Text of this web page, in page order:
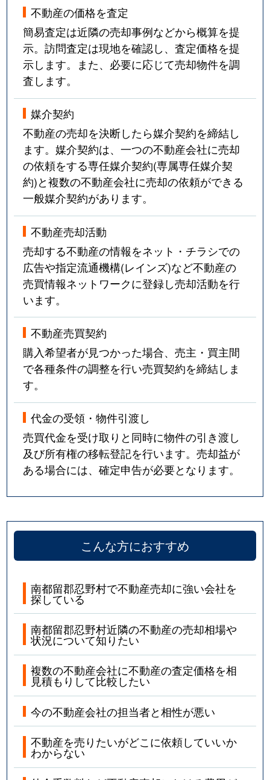
不動産の価格を査定
簡易査定は近隣の売却事例などから概算を提
示。訪問査定は現地を確認し、査定価格を提
示します。また、必要に応じて売却物件を調
査します。
媒介契約
不動産の売却を決断したら媒介契約を締結し
ます。媒介契約は、一つの不動産会社に売却
の依頼をする専任媒介契約(専属専任媒介契
約)と複数の不動産会社に売却の依頼ができる
一般媒介契約があります。
不動産売却活動
売却する不動産の情報をネット・チラシでの
広告や指定流通機構(レインズ)など不動産の
売買情報ネットワークに登録し売却活動を行
います。
不動産売買契約
購入希望者が見つかった場合、売主・買主間
で各種条件の調整を行い売買契約を締結しま
す。
代金の受領・物件引渡し
売買代金を受け取りと同時に物件の引き渡し
及び所有権の移転登記を行います。売却益が
ある場合には、確定申告が必要となります。
こんな方におすすめ
南都留郡忍野村で不動産売却に強い会社を
探している
南都留郡忍野村近隣の不動産の売却相場や
状況について知りたい
複数の不動産会社に不動産の査定価格を相
見積もりして比較したい
今の不動産会社の担当者と相性が悪い
不動産を売りたいがどこに依頼していいか
わからない